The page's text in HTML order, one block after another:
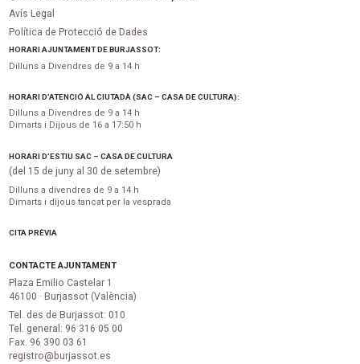
Avís Legal
Política de Protecció de Dades
HORARI AJUNTAMENT DE BURJASSOT:
Dilluns a Divendres de 9 a 14 h
HORARI D’ATENCIÓ AL CIUTADÀ (SAC – CASA DE CULTURA):
Dilluns a Divendres de 9 a 14 h
Dimarts i Dijous de 16 a 17:50 h
HORARI D’ESTIU SAC – CASA DE CULTURA
(del 15 de juny al 30 de setembre)
Dilluns a divendres de 9 a 14 h
Dimarts i dijous tancat per la vesprada
CITA PRÈVIA
CONTACTE AJUNTAMENT
Plaza Emilio Castelar 1
46100 · Burjassot (València)
Tel. des de Burjassot: 010
Tel. general: 96 316 05 00
Fax. 96 390 03 61
registro@burjassot.es